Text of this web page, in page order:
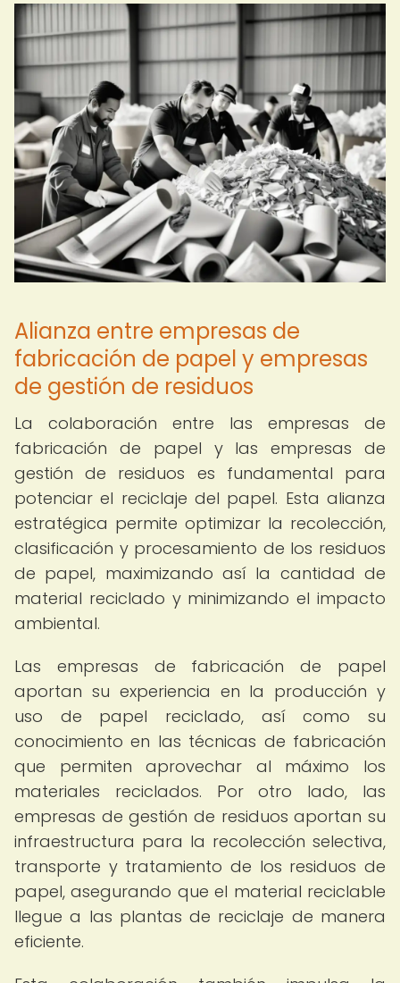
Alianza entre empresas de
fabricación de papel y empresas
de gestión de residuos
La colaboración entre las empresas de
fabricación de papel y las empresas de
gestión de residuos es fundamental para
potenciar el reciclaje del papel. Esta alianza
estratégica permite optimizar la recolección,
clasificación y procesamiento de los residuos
de papel, maximizando así la cantidad de
material reciclado y minimizando el impacto
ambiental.
Las empresas de fabricación de papel
aportan su experiencia en la producción y
uso de papel reciclado, así como su
conocimiento en las técnicas de fabricación
que permiten aprovechar al máximo los
materiales reciclados. Por otro lado, las
empresas de gestión de residuos aportan su
infraestructura para la recolección selectiva,
transporte y tratamiento de los residuos de
papel, asegurando que el material reciclable
llegue a las plantas de reciclaje de manera
eficiente.